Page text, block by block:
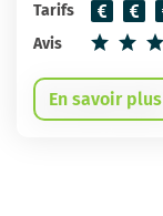
Tarifs
Avis
En savoir plus